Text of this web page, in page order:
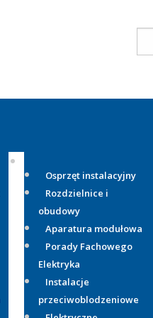
Osprzęt instalacyjny
Rozdzielnice i
obudowy
Aparatura modułowa
Porady Fachowego
Elektryka
Instalacje
przeciwoblodzeniowe